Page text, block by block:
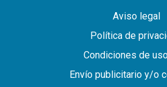
Aviso legal
Política de
Condiciones de
Envío publicitario y/o